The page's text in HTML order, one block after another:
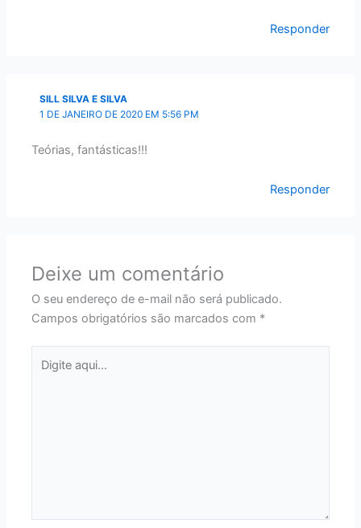
Responder
SILL SILVA E SILVA
1 DE JANEIRO DE 2020 EM 5:56 PM
Teórias, fantásticas!!!
Responder
Deixe um comentário
O seu endereço de e-mail não será publicado.
Campos obrigatórios são marcados com *
aqui...